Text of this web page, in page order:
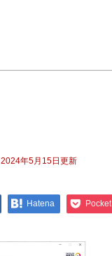
2024年5月15日 更新
Hatena Pocket